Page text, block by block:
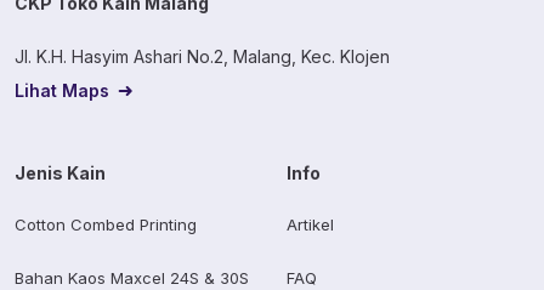
Jl. K.H. Hasyim Ashari No.2, Malang, Kec. Klojen
Lihat Maps
Jenis Kain
Cotton Combed Printing
Bahan Kaos Maxcel 24S & 30S
Info
Artikel
FAQ